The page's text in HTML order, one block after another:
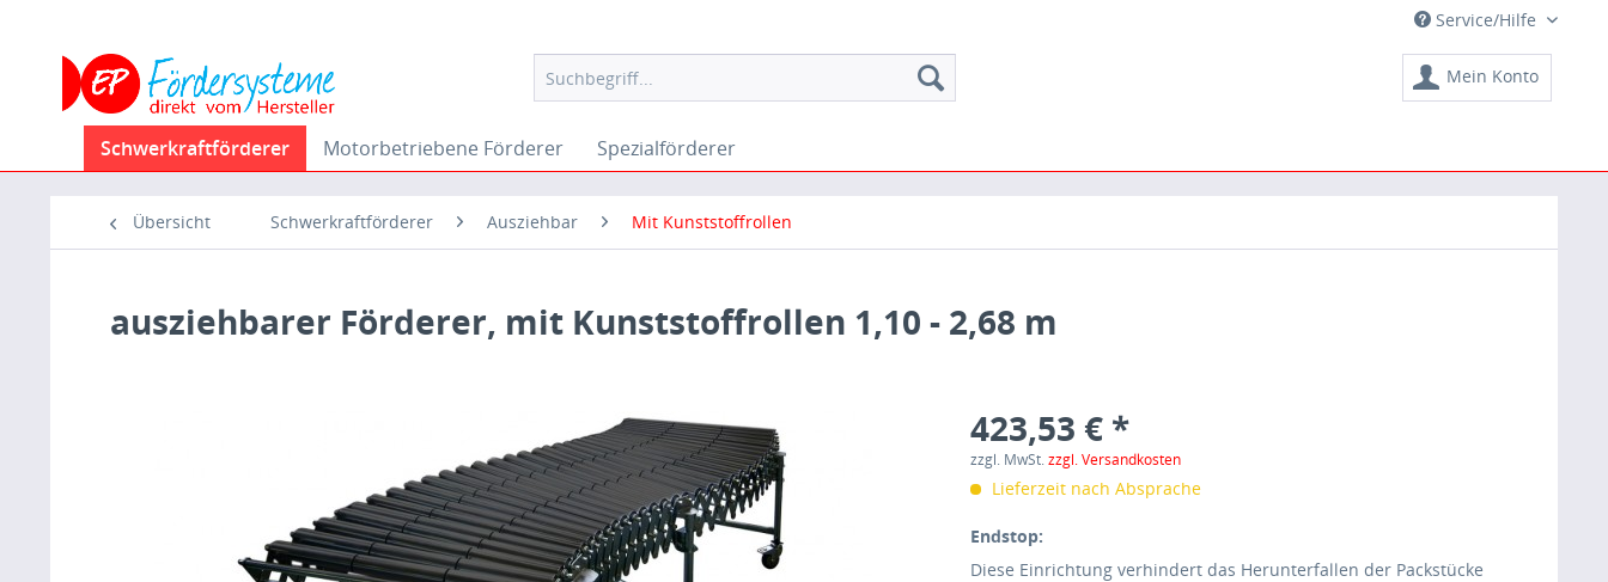
Service/Hilfe
Mein Konto
Schwerkraftförderer Motorbetriebene Förderer Spezialförderer
Übersicht Schwerkraftförderer Ausziehbar Mit Kunststoffrollen
ausziehbarer Förderer, mit Kunststoffrollen 1,10 - 2,68 m
423,53 € *
zzgl. MwSt.zzgl. Versandkosten
Lieferzeit nach Absprache
Endstop:
Diese Einrichtung verhindert das Herunterfallen der Packstücke